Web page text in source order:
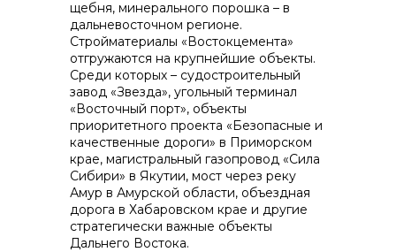
щебня, минерального порошка – в
дальневосточном регионе.
Стройматериалы «Востокцемента»
отгружаются на крупнейшие объекты.
Среди которых – судостроительный
завод «Звезда», угольный терминал
«Восточный порт», объекты
приоритетного проекта «Безопасные и
качественные дороги» в Приморском
крае, магистральный газопровод «Сила
Сибири» в Якутии, мост через реку
Амур в Амурской области, объездная
дорога в Хабаровском крае и другие
стратегически важные объекты
Дальнего Востока.